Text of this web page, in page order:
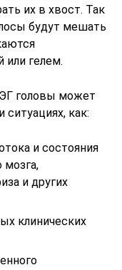
их в хвост. Так
будут мешать
или гелем.
головы может
ситуациях, как:
и состояния
мозга,
и других
клинических